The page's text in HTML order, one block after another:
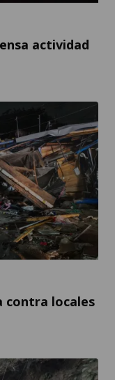
actividad
contra locales